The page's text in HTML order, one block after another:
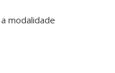
modalidade